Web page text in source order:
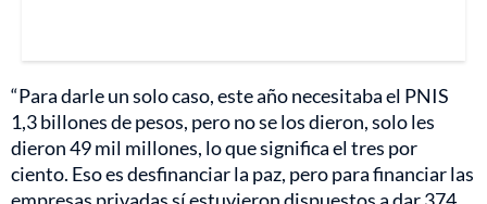
“Para darle un solo caso, este año necesitaba el PNIS
1,3 billones de pesos, pero no se los dieron, solo les
dieron 49 mil millones, lo que significa el tres por
ciento. Eso es desfinanciar la paz, pero para financiar las
empresas privadas sí estuvieron dispuestos a dar 374